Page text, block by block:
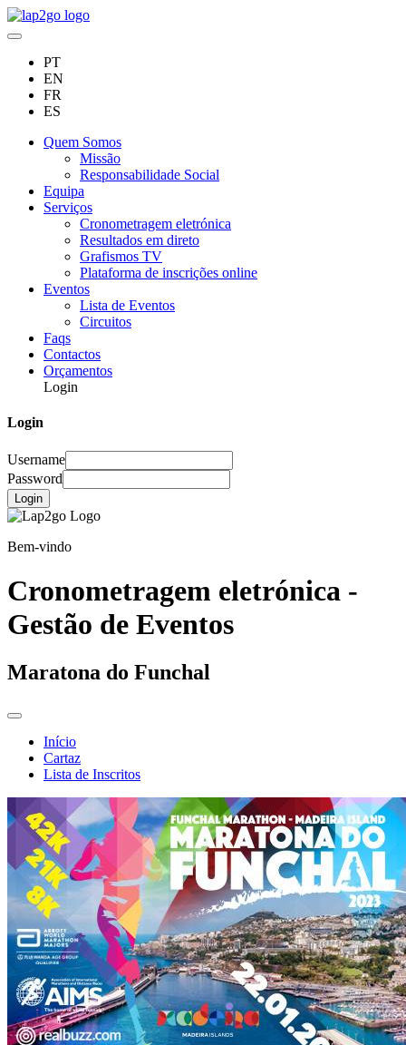
PT
EN
FR
ES
Quem Somos
Missão
Responsabilidade Social
Equipa
Serviços
Cronometragem eletrónica
Resultados em direto
Grafismos TV
Plataforma de inscrições online
Eventos
Lista de Eventos
Circuitos
Faqs
Contactos
Orçamentos
Login
Login
Username
Password
Login
Bem-vindo
Cronometragem eletrónica -
Gestão de Eventos
Maratona do Funchal
Início
Cartaz
Lista de Inscritos